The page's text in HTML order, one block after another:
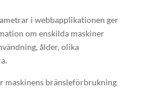
i webbapplikationen ger
om enskilda maskiner
ålder, olika
maskinens bränsleförbrukning